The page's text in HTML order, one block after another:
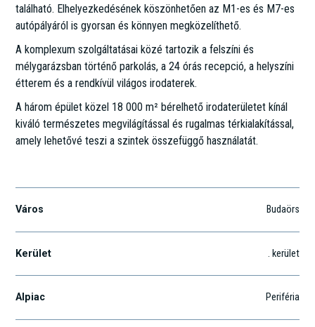
található. Elhelyezkedésének köszönhetően az M1-es és M7-es
autópályáról is gyorsan és könnyen megközelíthető.
A komplexum szolgáltatásai közé tartozik a felszíni és
mélygarázsban történő parkolás, a 24 órás recepció, a helyszíni
étterem és a rendkívül világos irodaterek.
A három épület közel 18 000 m² bérelhető irodaterületet kínál
kiváló természetes megvilágítással és rugalmas térkialakítással,
amely lehetővé teszi a szintek összefüggő használatát.
Város Budaörs
Kerület . kerület
Alpiac Periféria